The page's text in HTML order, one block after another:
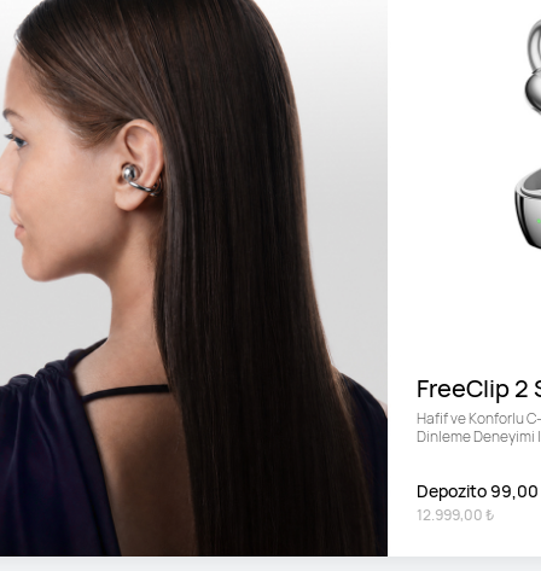
FreeClip 2
Hafif ve Konforlu
Dinleme Deneyimi
Depozito
12.999,00 ₺